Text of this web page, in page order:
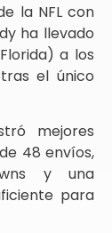
la NFL con
ha llevado
a los
el único
mejores
48 envíos,
y una
para